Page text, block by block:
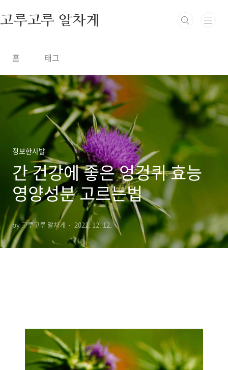
고루고루 알차게
홈 태그
정보한사발
간 건강에 좋은 엉겅퀴 효능
영양성분 고르는법
by 고루고루 알차게 2022. 12. 12.